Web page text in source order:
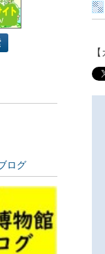
ログ